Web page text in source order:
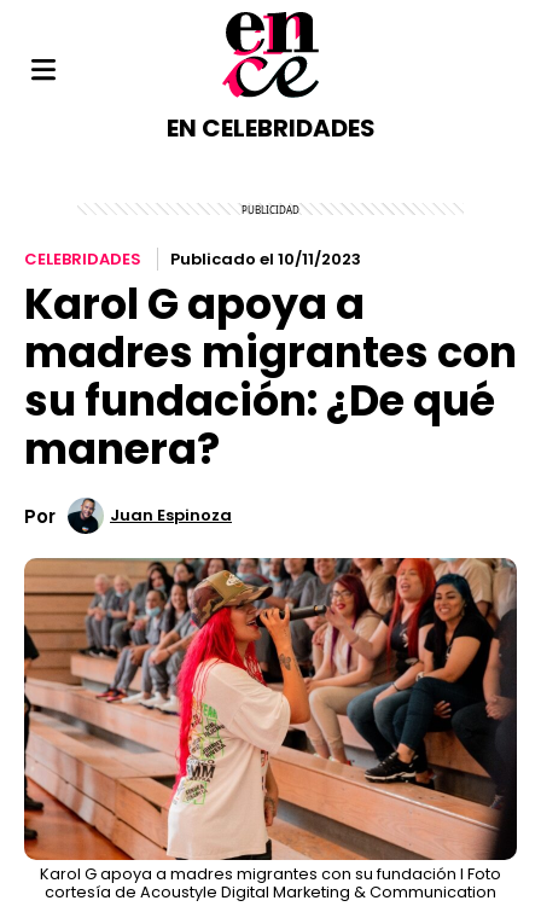
EN CELEBRIDADES
CELEBRIDADES Publicado el 10/11/2023
Karol G apoya a
madres migrantes con
su fundación: ¿De qué
manera?
Por Juan Espinoza
Karol G apoya a madres migrantes con su fundación l Foto
cortesía de Acoustyle Digital Marketing & Communication